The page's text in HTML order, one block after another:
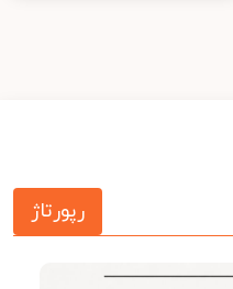
رپورتاژ